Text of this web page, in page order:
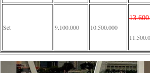
Set 9.100.000 10.500.000